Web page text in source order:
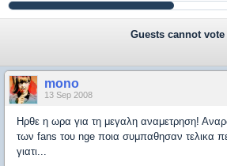
Guests cannot vote
mono
13 Sep 2008
Ηρθε η ωρα για τη μεγαλη αναμετρηση!
των fans του nge ποια συμπαθησαν τελικα
γιατι...